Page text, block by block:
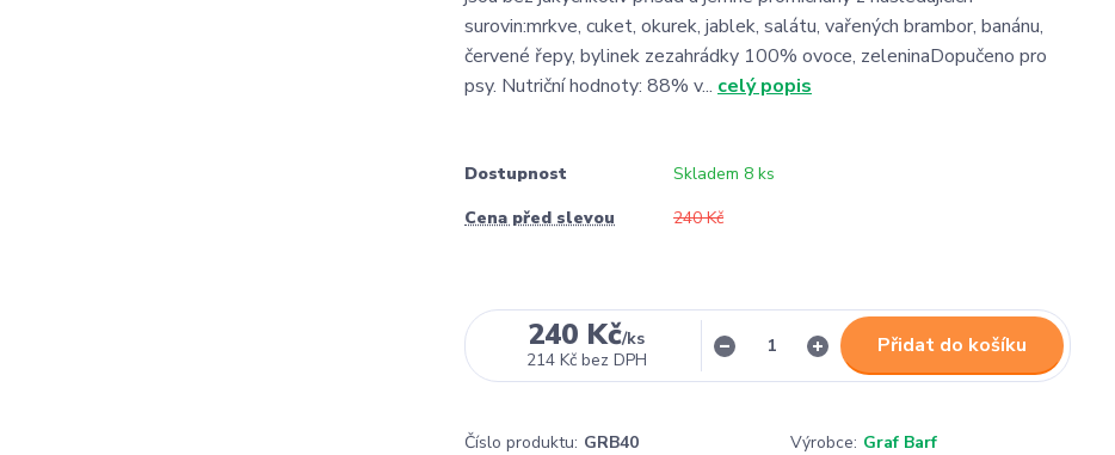
surovin:mrkve, cuket, okurek, jablek, salátu, vařených brambor, banánu,
červené řepy, bylinek zezahrádky 100% ovoce, zeleninaDopučeno pro
psy. Nutriční hodnoty: 88% v... celý popis
Dostupnost
Skladem 8 ks
Cena před slevou
240 Kč
240 Kč/ks
214 Kč bez DPH
Přidat do košíku
Číslo produktu: GRB40 Výrobce: Graf Barf